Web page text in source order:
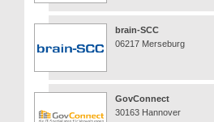
brain-SCC
06217 Merseburg
GovConnect
30163 Hannover